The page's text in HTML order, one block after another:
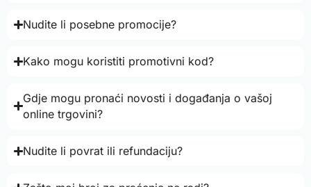
Nudite li posebne promocije?
Kako mogu koristiti promotivni kod?
Gdje mogu pronaći novosti i događanja o vašoj
online trgovini?
Nudite li povrat ili refundaciju?